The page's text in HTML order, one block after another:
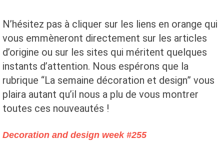
N’hésitez pas à cliquer sur les liens en orange qui
vous emmèneront directement sur les articles
d’origine ou sur les sites qui méritent quelques
instants d’attention. Nous espérons que la
rubrique “La semaine décoration et design” vous
plaira autant qu’il nous a plu de vous montrer
toutes ces nouveautés !
Decoration and design week #255